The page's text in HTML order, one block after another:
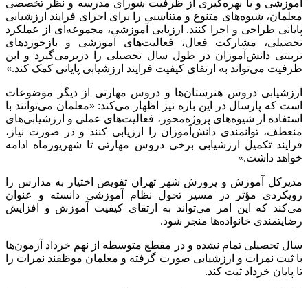
آموزشی و با بهره‌گیری از ظرفیت شورای مدرسه و نظر تخصصی
معلمان، شیوه‌های متنوع و متناسبی را برای اجرای فرایند ارزشیابی
پایانی طراحی و اجرا کنند. ارزیابی آموزشی، مجموعه‌ای از عملکرد
تحصیلی، مشارکت فعال، فعالیت‌های آموزشی و بازخوردهای
تربیتی دانش‌آموزان در طول سال تحصیلی را دربرمی‌گیرد و این
ظرفیت می‌تواند به ارتقای کیفیت فرایند ارزشیابی پایانی کمک کند.»
ارزشیابی دروس هنرستان‌ها و دروس مهارتی از دیگر موضوعات
است که پارسال در این باره نیز اظهار می‌کند: «معلمان می‌توانند با
استفاده از شیوه‌های پروژه‌محور، فعالیت‌های عملی و ارزشیابی‌های
منعطف، توانمندی دانش‌آموزان را ارزیابی کنند و در صورت نیاز،
فرایند تکمیل ارزشیابی برخی دروس مهارتی تا شهریورماه ادامه
خواهد داشت.»
مدیرکل آموزش و پرورش شهر تهران تفویض اختیار به مدارس را
رویکردی مؤثر در مسیر تحول نظام آموزشی دانسته و عنوان
می‌کند که این امر می‌تواند به ارتقای کیفیت آموزش و افزایش
رضایتمندی خانواده‌ها منجر شود.
سال تحصیلی تمام نشده و در مقطع متوسطه از نهم خرداد آزمون‌ها
با ثبت نمرات و ارزشیابی صورت گرفته و معلمان موظفند نمرات را
تا پایان خرداد ثبت کند.